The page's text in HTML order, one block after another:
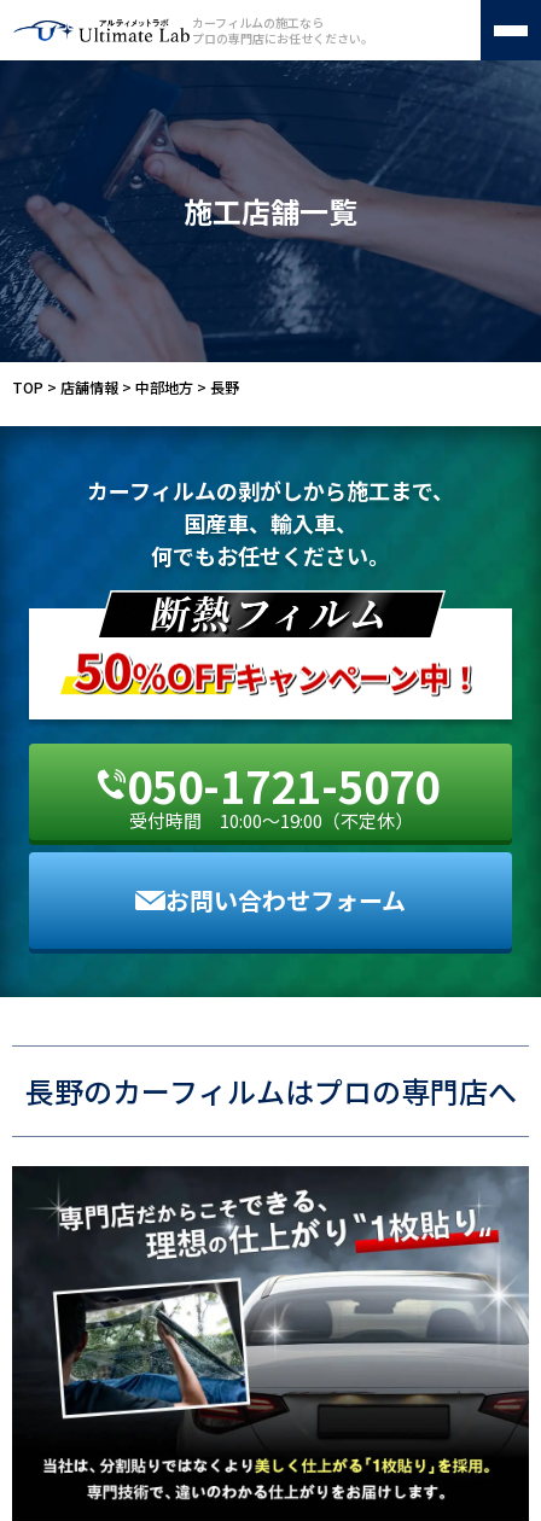
カーフィルムの施工なら
プロの専門店にお任せください。
カーフィルム
フロントガラス断熱フィルム
車種別料金表
施工店舗一覧
カーフィルムの種類
施工工程
よくある質問
会社案内
お問い合わせ
050-1721-5070
受付時間 10:00〜19:00（不定休）
お問い合わせフォーム
施工店舗一覧
TOP > 店舗情報 > 中部地方 > 長野
カーフィルムの剥がしから施工まで、
国産車、輸入車、
何でもお任せください。
050-1721-5070
受付時間 10:00〜19:00（不定休）
お問い合わせフォーム
長野のカーフィルムはプロの専門店へ